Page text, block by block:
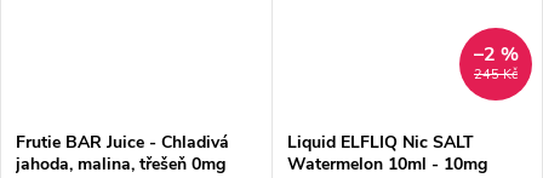
Frutie BAR Juice - Chladivá
jahoda, malina, třešeň 0mg
245 Kč
–2 %
Liquid ELFLIQ Nic SALT
Watermelon 10ml - 10mg